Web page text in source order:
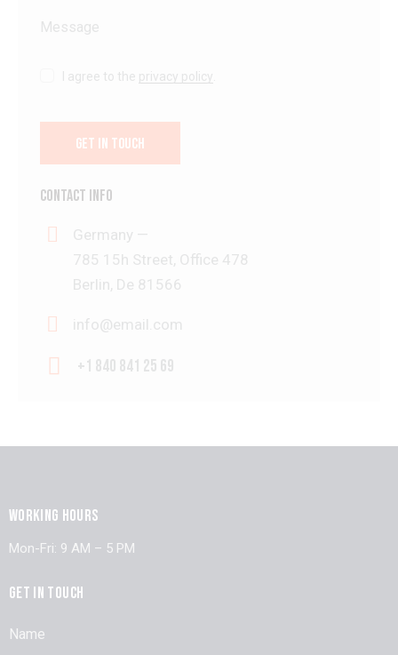
I agree to the privacy policy
CONTACT INFO
Germany —
785 15h Street, Office 478
Berlin, De 81566
info@email.com
+1 840 841 25 69
WORKING HOURS
Mon-Fri: 9 AM – 5 PM
GET IN TOUCH